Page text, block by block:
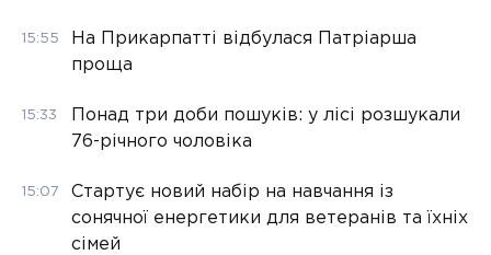
15:55
На Прикарпатті відбулася Патріарша
проща
15:33
Понад три доби пошуків: у лісі розшукали
76-річного чоловіка
15:07
Стартує новий набір на навчання із
сонячної енергетики для ветеранів та їхніх
сімей